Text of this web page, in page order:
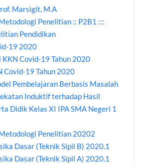
Marsigit, M.A
Penelitian :: P2B1 :::
Pendidikan
19 2020
KKN Covid-19 Tahun 2020
Covid-19 Tahun 2020
Pembelajaran Berbasis Masalah
Induktif terhadap Hasil
Didik Kelas XI IPA SMA Negeri 1
Penelitian 20202
Dasar (Teknik Sipil B) 2020.1
Dasar (Teknik Sipil A) 2020.1